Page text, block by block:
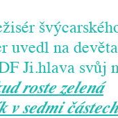
uvedl na
Ji.hlava svůj
roste zelená
v sedmi částech